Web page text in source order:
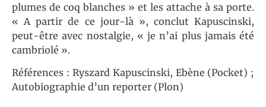
plumes de coq blanches » et les attache à sa porte.
« A partir de ce jour-là », conclut Kapuscinski,
peut-être avec nostalgie, « je n’ai plus jamais été
cambriolé ».
Références : Ryszard Kapuscinski, Ebène (Pocket) ;
Autobiographie d’un reporter (Plon)